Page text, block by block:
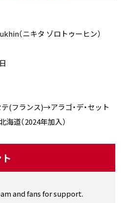
ニキタ ゾロトゥーヒン）
フランス)→アラゴ・デ・セット
道（2024年加入）
and fans for support.